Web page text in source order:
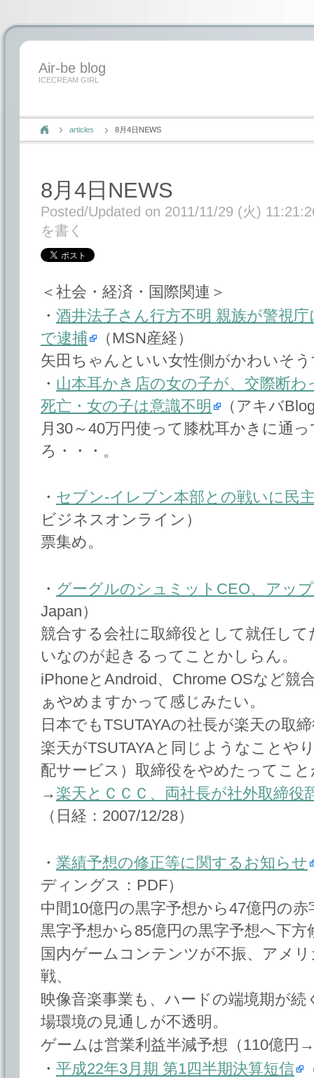
Air-be blog
ICECREAM GIRL
articles 8月4日NEWS
8月4日NEWS
Posted/Updated on 2011/11/29 (火)
を書く
＜社会・経済・国際関連＞
・ 酒井法子さん行方不明 親族が警視
で逮捕
（MSN産経）
矢田ちゃんといい女性側がかわいそ
・ 山本耳かき店の女の子が、交際断
死亡・女の子は意識不明
（アキバ
月30～40万円使って膝枕耳かきに通
ろ・・・。
・ セブン-イレブン本部との戦いに民
ビジネスオンライン）
票集め。
・ グーグルのシュミットCEO、アッ
Japan）
競合する会社に取締役として就任し
いなのが起きるってことかしらん。
iPhoneとAndroid、Chrome OSなど競
ぁやめますかって感じみたい。
日本でもTSUTAYAの社長が楽天の取
楽天がTSUTAYAと同じようなことや
配サービス）取締役をやめたってこ
→ 楽天とＣＣＣ、両社長が社外取締役
（日経：2007/12/28）
・ 業績予想の修正等に関するお知らせ
ディングス：PDF）
中間10億円の黒字予想から47億円の
黒字予想から85億円の黒字予想へ下方
国内ゲームコンテンツが不振、アメ
戦、
映像音楽事業も、ハードの端境期が
場環境の見通しが不透明。
ゲームは営業利益半減予想（110億円
・ 平成22年3月期 第1四半期決算短信